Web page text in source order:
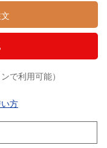
で利用可能）
方